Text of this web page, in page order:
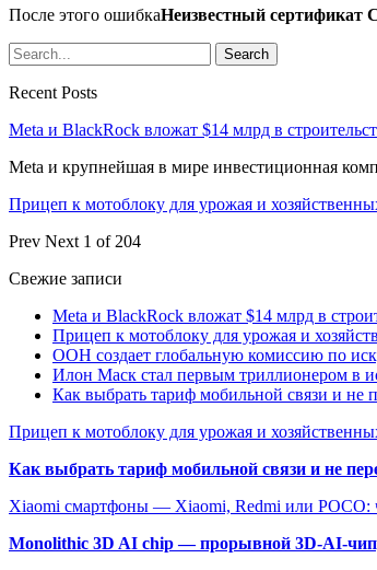
После этого ошибкаНеизвестный сертификат
Recent Posts
Meta и BlackRock вложат $14 млрд в
Meta и крупнейшая в мире инвестиционная
Прицеп к мотоблоку для урожая и
Prev Next 1 of 204
Свежие записи
Meta и BlackRock вложат $14 млрд в
Прицеп к мотоблоку для урожая и
ООН создает глобальную комиссию по
Илон Маск стал первым триллионером в
Как выбрать тариф мобильной связи и не
Прицеп к мотоблоку для урожая и
Как выбрать тариф мобильной связи и не
Xiaomi смартфоны — Xiaomi, Redmi или POCO:
Monolithic 3D AI chip — прорывной 3D-AI-